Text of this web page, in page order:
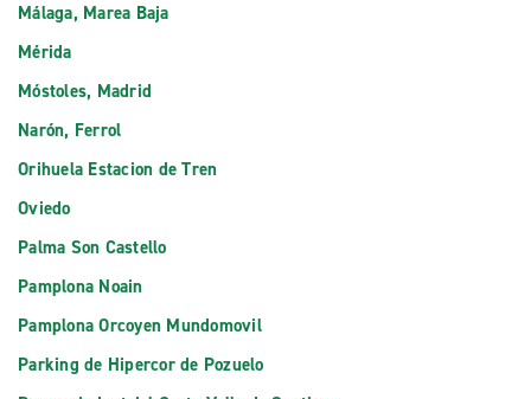
Málaga, Marea Baja
Mérida
Móstoles, Madrid
Narón, Ferrol
Orihuela Estacion de Tren
Oviedo
Palma Son Castello
Pamplona Noain
Pamplona Orcoyen Mundomovil
Parking de Hipercor de Pozuelo